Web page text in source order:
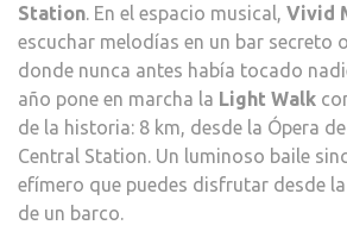
Station. En el espacio musical, Vivid
escuchar melodías en un bar secreto
donde nunca antes había tocado
año pone en marcha la Light Walk
de la historia: 8 km, desde la Ópera
Central Station. Un luminoso baile
efímero que puedes disfrutar desde
de un barco.